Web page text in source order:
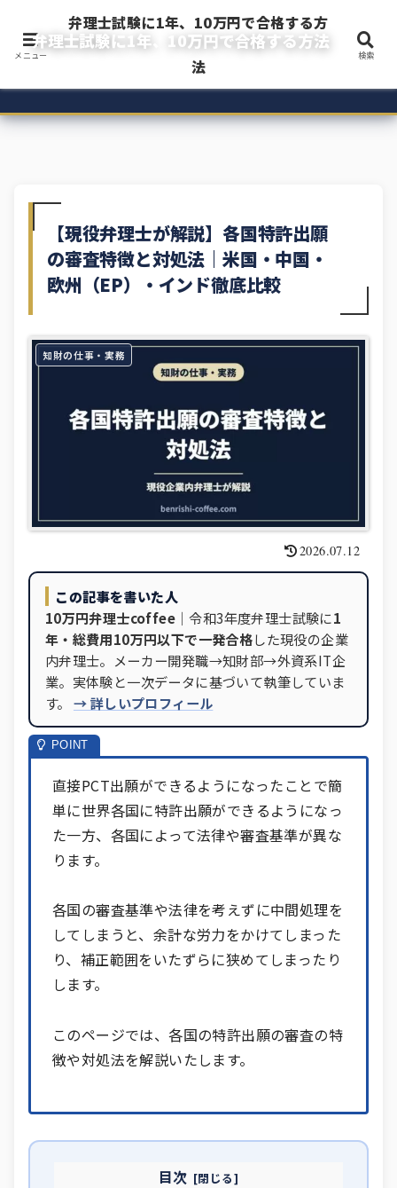
弁理士試験に1年、10万円で合格する方法
令和3年度弁理士試験に1年・10万円以下で一発合格した現役企業内弁理士のブ
【現役弁理士が解説】各国特許出願
の審査特徴と対処法｜米国・中国・
欧州（EP）・インド徹底比較
知財の仕事・実務
2026.07.12
この記事を書いた人
10万円弁理士coffee｜令和3年度弁理士試験に1
年・総費用10万円以下で一発合格した現役の企業
内弁理士。メーカー開発職→知財部→外資系IT企
業。実体験と一次データに基づいて執筆していま
す。 → 詳しいプロフィール
直接PCT出願ができるようになったことで簡
単に世界各国に特許出願ができるようになっ
た一方、各国によって法律や審査基準が異な
ります。
各国の審査基準や法律を考えずに中間処理を
してしまうと、余計な労力をかけてしまった
り、補正範囲をいたずらに狭めてしまったり
します。
このページでは、各国の特許出願の審査の特
徴や対処法を解説いたします。
目次
メニュー
弁理士試験に1年、10万円で合格する方
法
検索